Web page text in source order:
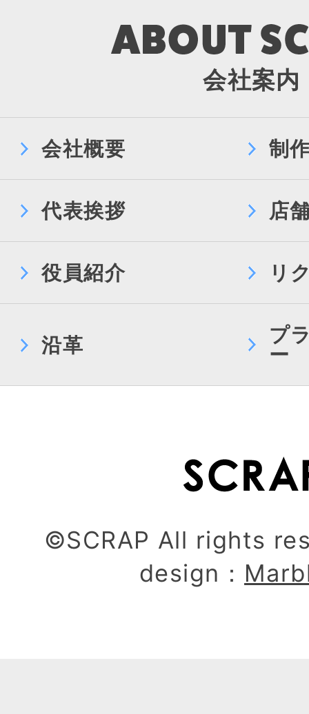
会社案内
会社概要 制
代表挨拶 店
役員紹介 リ
沿革
プ
ー
©SCRAP All rights
design：